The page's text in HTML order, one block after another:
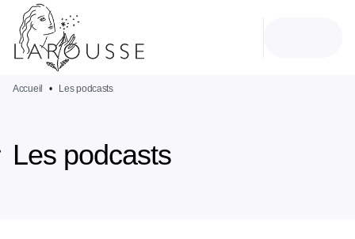
MENU
PIED DE PAGE
Accueil • Les podcasts
Les podcasts